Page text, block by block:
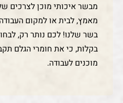
מבשר איכותי מוכן לצרכים
מאמץ, לבית או למקום
בשר שלנו! לכם נותר רק,
בקלות, כי את חומרי הגלם
מוכנים לעבודה.